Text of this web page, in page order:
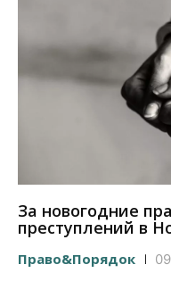
За новогодние
преступлений в
Право&Порядок